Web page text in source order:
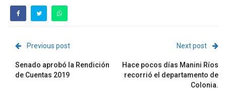
Previous post
Senado aprobó la Rendición
de Cuentas 2019
Next post
Hace pocos días Manini Ríos
recorrió el departamento de
Colonia.